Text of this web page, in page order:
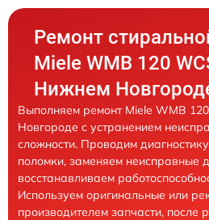
Ремонт
Miele WMB 120
Нижнем
Выполняем ремонт Miele WMB
Новгороде с устранением
сложности. Проводим
поломки, заменяем неисправные
восстанавливаем
Используем оригинальные или
производителем запчасти, после